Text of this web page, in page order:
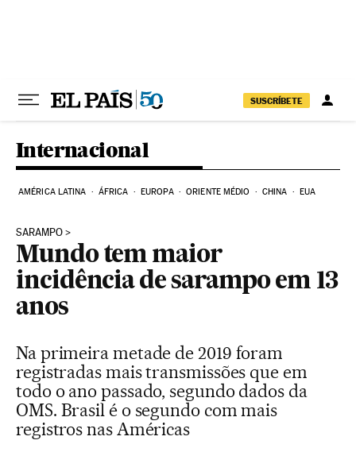
SUSCRÍBETE
Internacional
AMÉRICA LATINA ÁFRICA EUROPA ORIENTE MÉDIO CHINA EUA
SARAMPO
Mundo tem maior
incidência de sarampo em 13
anos
Na primeira metade de 2019 foram
registradas mais transmissões que em
todo o ano passado, segundo dados da
OMS. Brasil é o segundo com mais
registros nas Américas